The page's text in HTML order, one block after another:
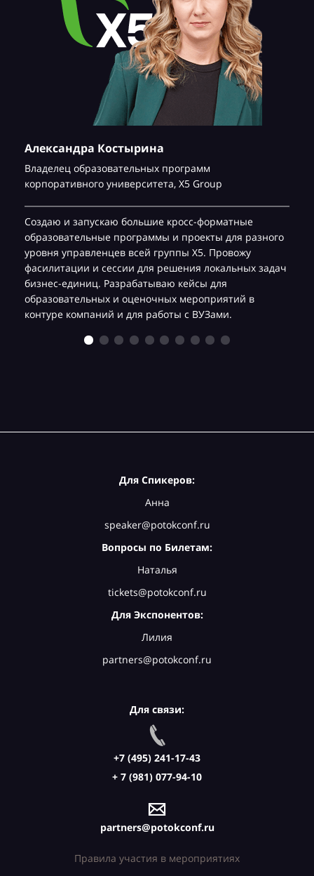
Александра Костырина
Владелец образовательных программ
корпоративного университета, Х5 Group
Создаю и запускаю большие кросс-форматные
образовательные программы и проекты для разного
уровня управленцев всей группы Х5. Провожу
фасилитации и сессии для решения локальных задач
бизнес-единиц. Разрабатываю кейсы для
образовательных и оценочных мероприятий в
контуре компаний и для работы с ВУЗами.
Для Спикеров:
Анна
speaker@potokconf.ru
Вопросы по Билетам:
Наталья
tickets@potokconf.ru
Для Экспонентов:
Лилия
partners@potokconf.ru
Для связи:
+7 (495) 241-17-43
+ 7 (981) 077-94-10
partners@potokconf.ru
Правила участия в мероприятиях